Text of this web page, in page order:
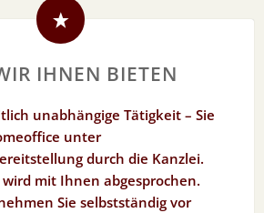
IHNEN BIETEN
unabhängige Tätigkeit – Sie
unter
durch die Kanzlei.
wird mit Ihnen abgesprochen.
Sie selbstständig vor